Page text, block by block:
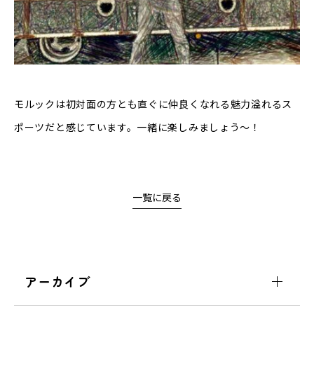
モルックは初対面の方とも直ぐに仲良くなれる魅力溢れるス
ポーツだと感じています。一緒に楽しみましょう〜！
一覧に戻る
アーカイブ